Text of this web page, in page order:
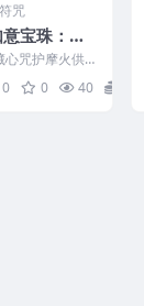
咒
供详解20页
咒护摩火供详
0 0 40